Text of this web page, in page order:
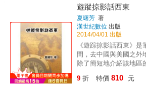
麼，就讓這本書溫暖地
敢前行！ ****** 一開始，是為了鼓勵自己的罹
癌好友勇敢對抗病魔，
Terry，遂開始在街頭蒐
笑，藉由這樣的單純互
光客或旅行者不會接
的交集與精彩的火花。 & 移動的旅途上，他利
用搭便車和沙發衝浪的
接觸，每當他和別人分
兩大單元。其中更趣味
遊世界》，讓想嘗試更
開眼界。
童話故鄉 第三種地圖：時空的流浪 ～ 14個
富有歷史巡禮味道的好地方 第四種地圖
的探險 ～ 10個場面壯
精神的國度
遊蹤掠影話西東
夏曙芳 著
漢世紀數位 出版
2014/04/01 出版
《遊踪掠影話西東》
間，去中國與美國之外
除了簡短地介紹該地區
之觀感。書中的旅遊地
9 折 特價 810 元